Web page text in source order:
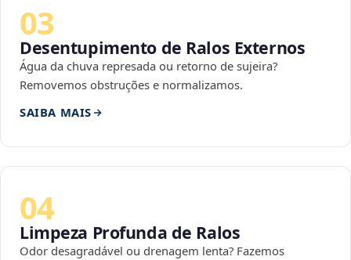
03
Desentupimento de Ralos Externos
Água da chuva represada ou retorno de sujeira?
Removemos obstruções e normalizamos.
SAIBA MAIS
04
Limpeza Profunda de Ralos
Odor desagradável ou drenagem lenta? Fazemos